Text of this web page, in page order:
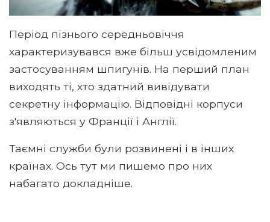
Період пізнього середньовіччя
характеризувався вже більш усвідомленим
застосуванням шпигунів. На перший план
виходять ті, хто здатний вивідувати
секретну інформацію. Відповідні корпуси
з'являються у Франції і Англії.
Таємні служби були розвинені і в інших
країнах. Ось тут ми пишемо про них
набагато докладніше.